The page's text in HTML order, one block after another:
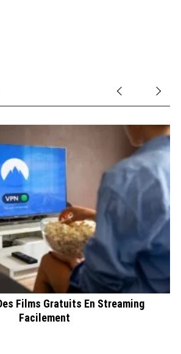
Films Gratuits En Streaming
Facilement